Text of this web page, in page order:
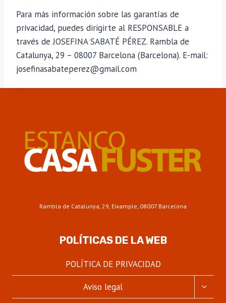
Para más información sobre las garantías de
privacidad, puedes dirigirte al RESPONSABLE a
través de JOSEFINA SABATÉ PÉREZ. Rambla de
Catalunya, 29 – 08007 Barcelona (Barcelona). E-mail:
josefinasabateperez@gmail.com
Rambla de Catalunya, 29, Eixample, 08007 Barcelona
POLÍTICAS DE LA WEB
POLÍTICA DE PRIVACIDAD
Aviso legal